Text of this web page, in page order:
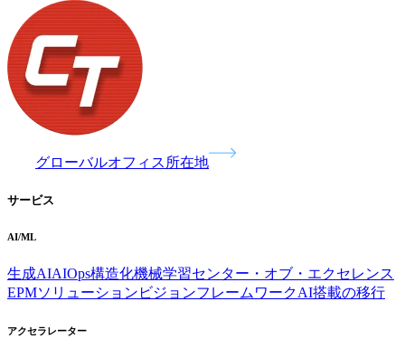
グローバルオフィス所在地
サービス
AI/ML
生成AIAIOps構造化機械学習センター・オブ・エクセレンス
EPMソリューション ビジョンフレームワークAI搭載の移行
アクセラレーター